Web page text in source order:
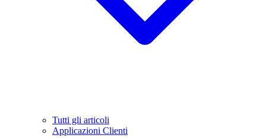
Tutti gli articoli
Applicazioni Clienti